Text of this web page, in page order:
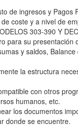
de ingresos y Pagos
coste y a nivel de
303-390 Y
para su
y saldos,
la estructura
con otros
humanos, etc.
los documentos
donde se encuentre.